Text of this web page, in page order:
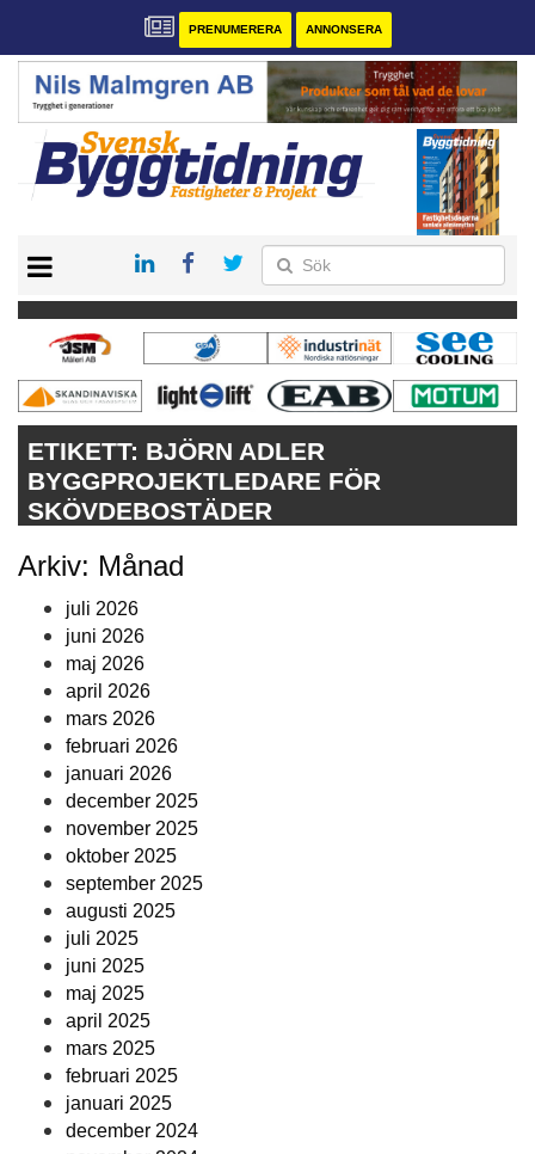
PRENUMERERA ANNONSERA
PRENUMERERA
VÅRA ANDRA MAGASIN
ANNONSERA
KONTAKT
ETIKETT: BJÖRN ADLER
BYGGPROJEKTLEDARE FÖR
SKÖVDEBOSTÄDER
Arkiv: Månad
juli 2026
juni 2026
maj 2026
april 2026
mars 2026
februari 2026
januari 2026
december 2025
november 2025
oktober 2025
september 2025
augusti 2025
juli 2025
juni 2025
maj 2025
april 2025
mars 2025
februari 2025
januari 2025
december 2024